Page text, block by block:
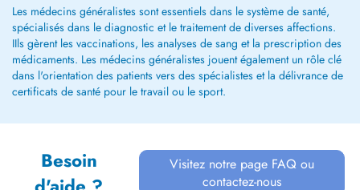
Les médecins généralistes sont essentiels dans le système de santé,
spécialisés dans le diagnostic et le traitement de diverses affections.
IIls gèrent les vaccinations, les analyses de sang et la prescription des
médicaments. Les médecins généralistes jouent également un rôle clé
dans l'orientation des patients vers des spécialistes et la délivrance de
certificats de santé pour le travail ou le sport.
Besoin
Visitez notre page FAQ ou
contactez-nous